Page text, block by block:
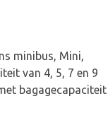
minibus, Mini,
van 4, 5, 7 en 9
bagagecapaciteit